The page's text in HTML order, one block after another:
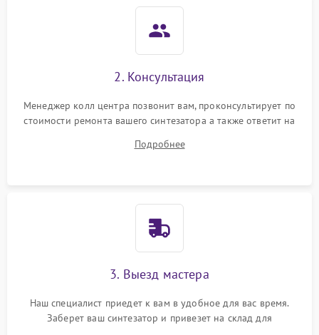
2. Консультация
Менеджер колл центра позвонит вам, проконсультирует по
стоимости ремонта вашего синтезатора а также ответит на
Подробнее
3. Выезд мастера
Наш специалист приедет к вам в удобное для вас время.
Заберет ваш синтезатор и привезет на склад для